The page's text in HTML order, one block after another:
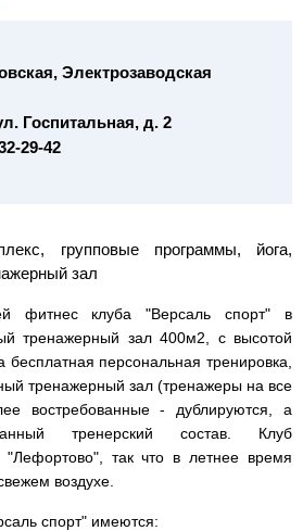
Электрозаводская
Госпитальная, д. 2
29-42
групповые программы, йога,
зал
фитнес клуба "Версаль спорт" в
тренажерный зал 400м2 , с высотой
бесплатная персональная тренировка,
тренажерный зал (тренажеры на все
востребованные - дублируются, а
тренерский состав. Клуб
"Лефортово", так что в летнее время
воздухе.
спорт" имеются: